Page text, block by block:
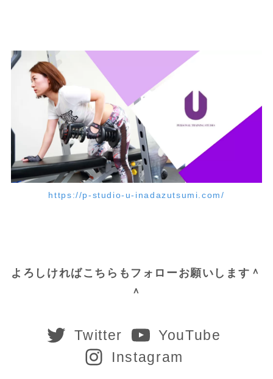
https://p-studio-u-inadazutsumi.com/
よろしければこちらもフォローお願いします＾
＾
Twitter
YouTube
Instagram